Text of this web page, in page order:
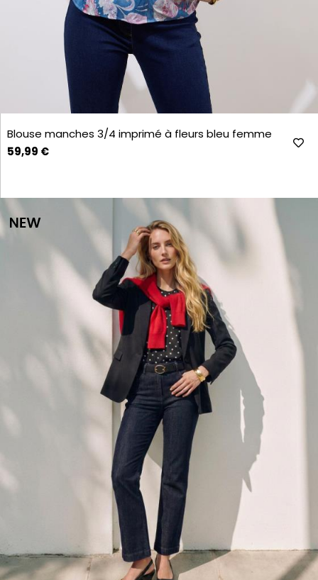
Blouse manches 3/4 imprimé à fleurs bleu femme
59,99 €